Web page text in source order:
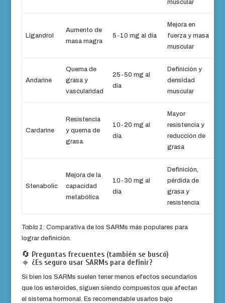
muscular
Ligandrol
Aumento de
masa magra
5-10 mg al día
Mejora en
fuerza y masa
muscular
Andarine
Quema de
grasa y
vascularidad
25-50 mg al
día
Definición y
densidad
muscular
Cardarine
Resistencia
y quema de
grasa
10-20 mg al
día
Mayor
resistencia y
reducción de
grasa
Stenabolic
Mejora de la
capacidad
metabólica
10-30 mg al
día
Definición,
pérdida de
grasa y
resistencia
Tabla 1: Comparativa de los SARMs más populares para
lograr definición.
🔄 Preguntas frecuentes (también se buscó)
🔹 ¿Es seguro usar SARMs para definir?
Si bien los SARMs suelen tener menos efectos secundarios
que los esteroides, siguen siendo compuestos que afectan
el sistema hormonal. Es recomendable usarlos bajo